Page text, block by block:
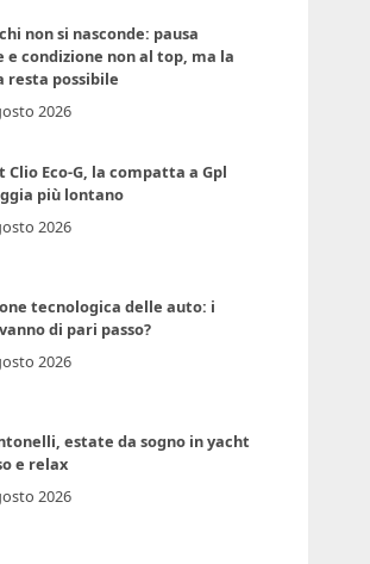
non si nasconde: pausa
condizione non al top, ma la
possibile
2026
Clio Eco-G, la compatta a Gpl
più lontano
2026
tecnologica delle auto: i
di pari passo?
2026
estate da sogno in yacht
e relax
2026